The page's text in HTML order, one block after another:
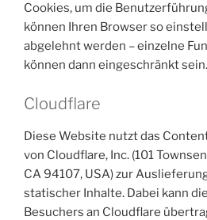
Cookies, um die
können Ihren Browser so
abgelehnt werden – einzelne
können dann eingeschränkt sein.
Cloudflare
Diese Website nutzt das
von Cloudflare, Inc. (101
CA 94107, USA) zur
statischer Inhalte. Dabei kann
Besuchers an Cloudflare